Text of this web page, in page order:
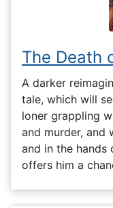
The Death
A darker
tale, which will
loner grappling
and murder, and
and in the hands
offers him a